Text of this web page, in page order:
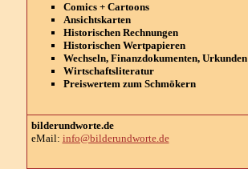
Comics + Cartoons
Ansichtskarten
Historischen Rechnungen
Historischen Wertpapieren
Wechseln, Finanzdokumenten, Urkunden
Wirtschaftsliteratur
Preiswertem zum Schmökern
bilderundworte.de
eMail: info@bilderundworte.de